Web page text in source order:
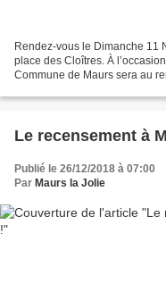
Rendez-vous le Dimanche 11
place des Cloîtres. À
Commune de Maurs sera au
Le recensement à
Publié le 26/12/2018 à 07:00
Par Maurs la Jolie